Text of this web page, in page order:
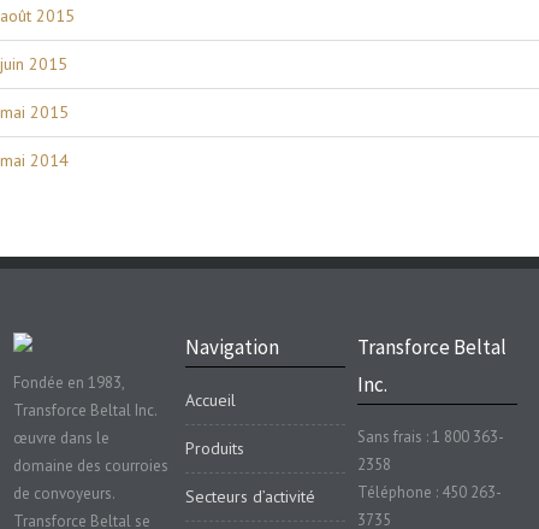
août 2015
juin 2015
mai 2015
mai 2014
Fondée en 1983,
Transforce Beltal Inc.
œuvre dans le
domaine des courroies
de convoyeurs.
Transforce Beltal se
Navigation
Accueil
Produits
Secteurs d’activité
Transforce Beltal
Inc.
Sans frais : 1 800 363-
2358
Téléphone : 450 263-
3735